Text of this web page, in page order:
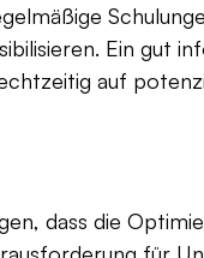
Ein gut
auf
dass die